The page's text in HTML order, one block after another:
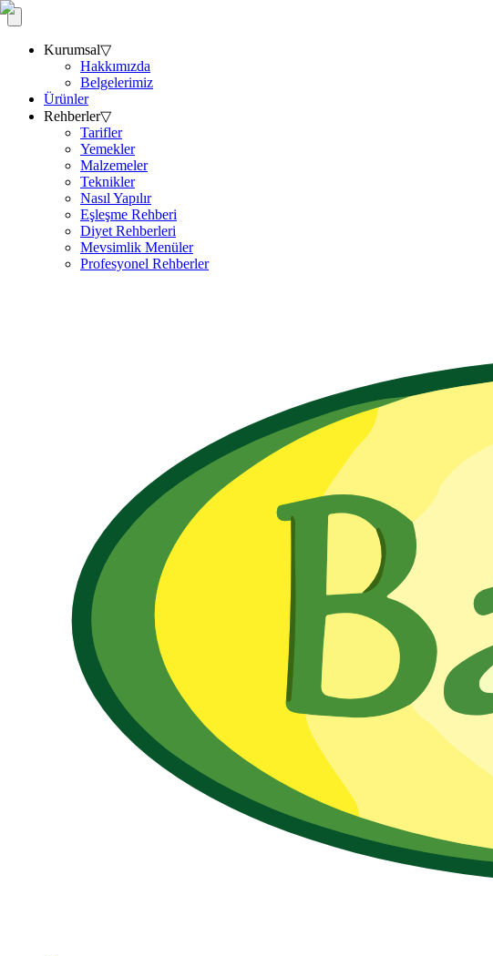
Kurumsal▽
Hakkımızda
Belgelerimiz
Ürünler
Rehberler▽
Tarifler
Yemekler
Malzemeler
Teknikler
Nasıl Yapılır
Eşleşme Rehberi
Diyet Rehberleri
Mevsimlik Menüler
Profesyonel Rehberler